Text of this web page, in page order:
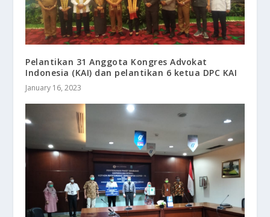
Pelantikan 31 Anggota Kongres Advokat
Indonesia (KAI) dan pelantikan 6 ketua DPC KAI
January 16, 2023